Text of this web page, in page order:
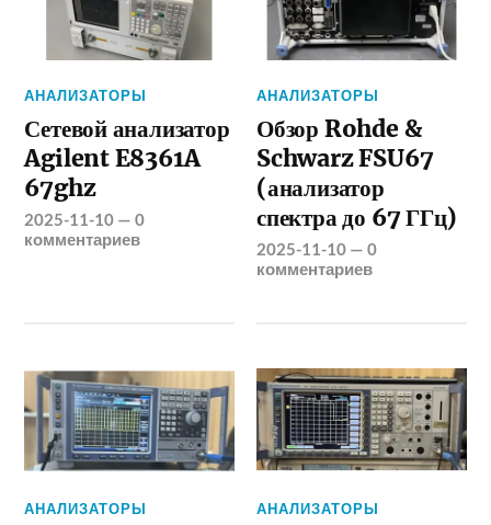
АНАЛИЗАТОРЫ
Сетевой анализатор
Agilent E8361A
67ghz
2025-11-10 —0
комментариев
АНАЛИЗАТОРЫ
Обзор Rohde &
Schwarz FSU67
(анализатор
спектра до 67 ГГц)
2025-11-10 —0
комментариев
АНАЛИЗАТОРЫ АНАЛИЗАТОРЫ